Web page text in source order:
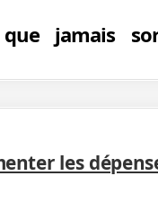
jamais
les